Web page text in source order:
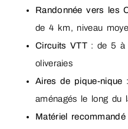
Randonnée vers les
de 4 km, niveau
Circuits VTT: de 5 à
oliveraies
Aires de pique-nique
aménagés le long du
Matériel recommandé